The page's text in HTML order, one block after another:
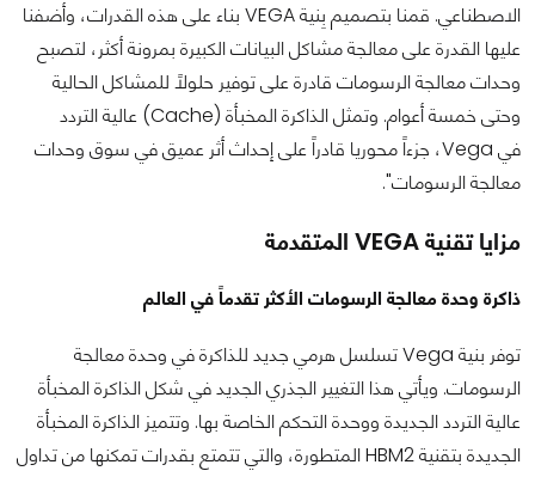
الاصطناعي. قمنا بتصميم بِنية VEGA بناء على هذه القدرات، وأضفنا
عليها القدرة على معالجة مشاكل البيانات الكبيرة بمرونة أكثر، لتصبح
وحدات معالجة الرسومات قادرة على توفير حلولاً للمشاكل الحالية
وحتى خمسة أعوام. وتمثل الذاكرة المخبأة (Cache) عالية التردد
في Vega، جزءاً محوريا قادراً على إحداث أثر عميق في سوق وحدات
معالجة الرسومات".
مزايا تقنية VEGA المتقدمة
ذاكرة وحدة معالجة الرسومات الأكثر تقدماً في العالم
توفر بنية Vega تسلسل هرمي جديد للذاكرة في وحدة معالجة
الرسومات. ويأتي هذا التغيير الجذري الجديد في شكل الذاكرة المخبأة
عالية التردد الجديدة ووحدة التحكم الخاصة بها. وتتميز الذاكرة المخبأة
الجديدة بتقنية HBM2 المتطورة، والتي تتمتع بقدرات تمكنها من تداول